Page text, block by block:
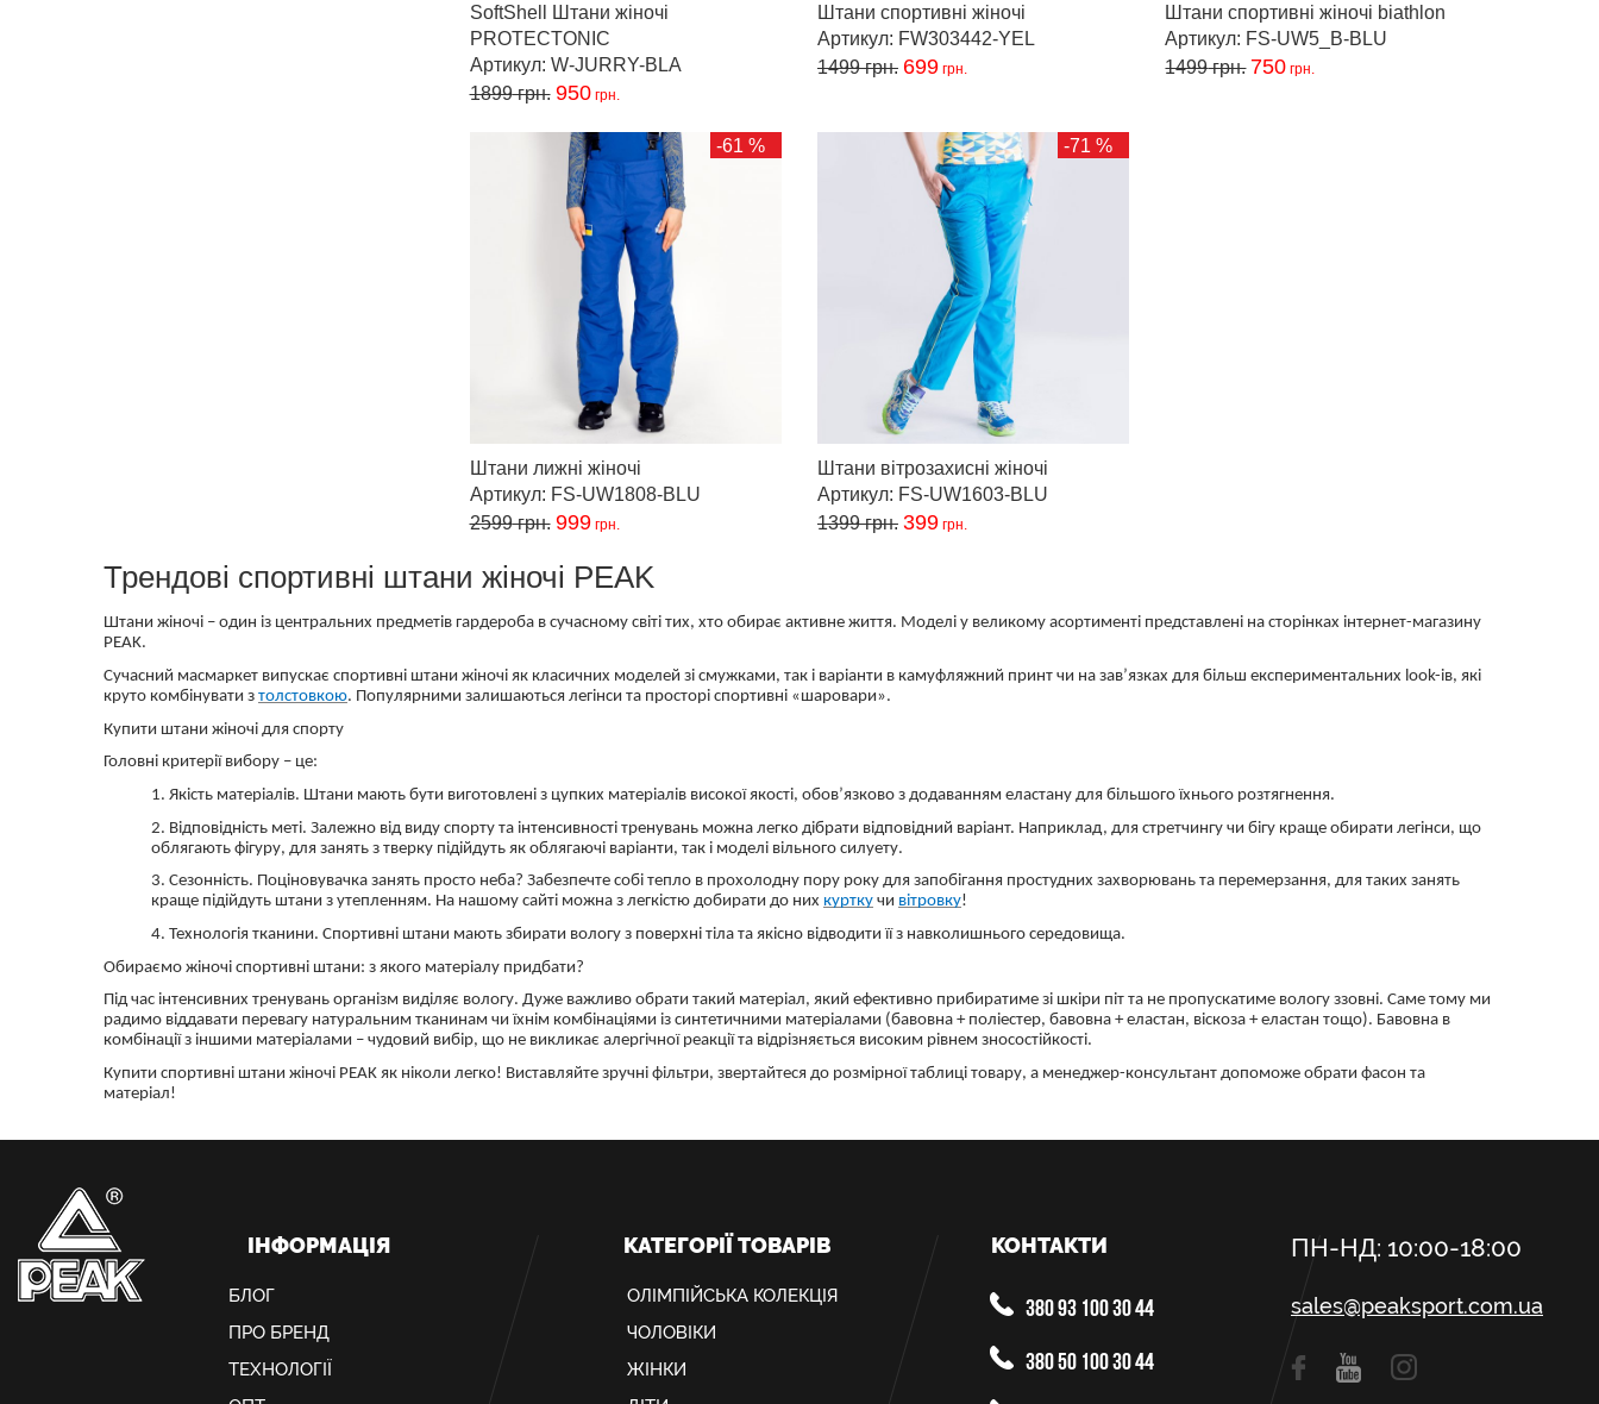
SoftShell Штани жіночі
PROTECTONIC
Артикул: W-JURRY-BLA
1899грн. 950грн.
Штани спортивні жіночі
Артикул: FW303442-YEL
1499грн. 699грн.
Штани спортивні жіночі biathlon
Артикул: FS-UW5_B-BLU
1499грн. 750 грн.
-61 %
Штани лижні жіночі
Артикул: FS-UW1808-BLU
2599грн. 999грн.
-71 %
Штани вітрозахисні жіночі
Артикул: FS-UW1603-BLU
1399грн. 399грн.
Трендові спортивні штани жіночі PEAK
Штани жіночі – один із центральних предметів гардероба в сучасному світі тих, хто обирає активне життя. Моделі у великому асортименті представлені на сторінках інтернет-магазину
PEAK.
Сучасний масмаркет випускає спортивні штани жіночі як класичних моделей зі смужками, так і варіанти в камуфляжний принт чи на зав’язках для більш експериментальних look-ів, які
круто комбінувати з толстовкою. Популярними залишаються легінси та просторі спортивні «шаровари».
Купити штани жіночі для спорту
Головні критерії вибору – це:
1. Якість матеріалів. Штани мають бути виготовлені з цупких матеріалів високої якості, обов’язково з додаванням еластану для більшого їхнього розтягнення.
2. Відповідність меті. Залежно від виду спорту та інтенсивності тренувань можна легко дібрати відповідний варіант. Наприклад, для стретчингу чи бігу краще обирати легінси, що
облягають фігуру, для занять з тверку підійдуть як облягаючі варіанти, так і моделі вільного силуету.
3. Сезонність. Поціновувачка занять просто неба? Забезпечте собі тепло в прохолодну пору року для запобігання простудних захворювань та перемерзання, для таких занять
краще підійдуть штани з утепленням. На нашому сайті можна з легкістю добирати до них куртку чи вітровку!
4. Технологія тканини. Спортивні штани мають збирати вологу з поверхні тіла та якісно відводити її з навколишнього середовища.
Обираємо жіночі спортивні штани: з якого матеріалу придбати?
Під час інтенсивних тренувань організм виділяє вологу. Дуже важливо обрати такий матеріал, який ефективно прибиратиме зі шкіри піт та не пропускатиме вологу ззовні. Саме тому ми
радимо віддавати перевагу натуральним тканинам чи їхнім комбінаціями із синтетичними матеріалами (бавовна + поліестер, бавовна + еластан, віскоза + еластан тощо). Бавовна в
комбінації з іншими матеріалами – чудовий вибір, що не викликає алергічної реакції та відрізняється високим рівнем зносостійкості.
Купити спортивні штани жіночі PEAK як ніколи легко! Виставляйте зручні фільтри, звертайтеся до розмірної таблиці товару, а менеджер-консультант допоможе обрати фасон та
матеріал!
ІНФОРМАЦІЯ
БЛОГ
ПРО БРЕНД
ТЕХНОЛОГІЇ
КАТЕГОРІЇ ТОВАРІВ
ОЛIМПIЙСЬКА КОЛЕКЦIЯ
ЧОЛОВІКИ
ЖІНКИ
КОНТАКТИ
380 93 100 30 44
380 50 100 30 44
ПН-НД: 10:00-18:00
sales@peaksport.com.ua